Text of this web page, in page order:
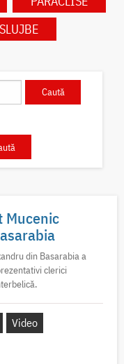
SLUJBE
Mucenic
din Basarabia a
clerici
Video